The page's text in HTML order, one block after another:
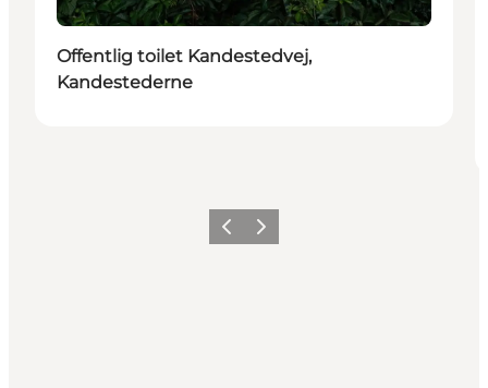
Offentlig toilet Kandestedvej,
Kandestederne
ForrigeNæste